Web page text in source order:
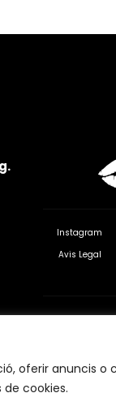
oferir anuncis
cookies.
Instagram
Avis Legal